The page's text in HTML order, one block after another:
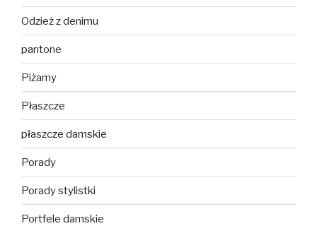
Odzież z denimu
pantone
Piżamy
Płaszcze
płaszcze damskie
Porady
Porady stylistki
Portfele damskie